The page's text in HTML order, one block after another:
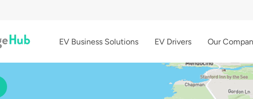
EV Business Solutions EV Drivers Our